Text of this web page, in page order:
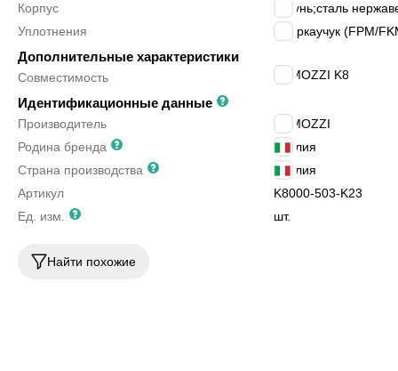
Корпус
латунь;сталь
Уплотнения
фторкаучук (FPM/
Дополнительные характеристики
Совместимость CAMOZZI K8
Идентификационные данные
Производитель
CAMOZZI
Родина бренда
Италия
Страна производства
Италия
Артикул
K8000-503-K23
Ед. изм.
шт.
Найти похожие